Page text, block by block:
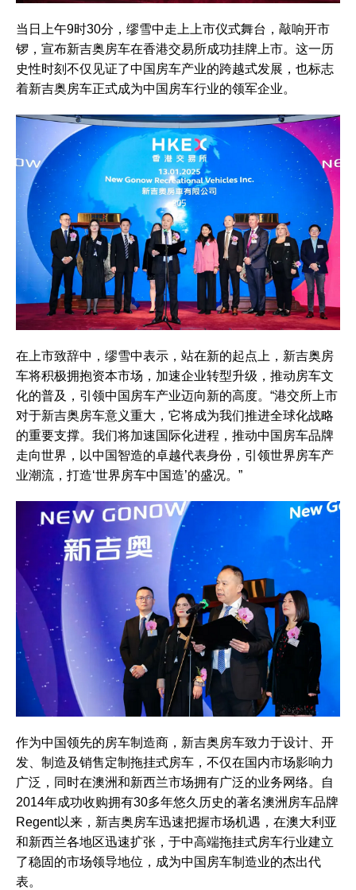
当日上午9时30分，缪雪中走上上市仪式舞台，敲响开市
锣，宣布新吉奥房车在香港交易所成功挂牌上市。这一历
史性时刻不仅见证了中国房车产业的跨越式发展，也标志
着新吉奥房车正式成为中国房车行业的领军企业。
在上市致辞中，缪雪中表示，站在新的起点上，新吉奥房
车将积极拥抱资本市场，加速企业转型升级，推动房车文
化的普及，引领中国房车产业迈向新的高度。“港交所上市
对于新吉奥房车意义重大，它将成为我们推进全球化战略
的重要支撑。我们将加速国际化进程，推动中国房车品牌
走向世界，以中国智造的卓越代表身份，引领世界房车产
业潮流，打造‘世界房车中国造’的盛况。”
作为中国领先的房车制造商，新吉奥房车致力于设计、开
发、制造及销售定制拖挂式房车，不仅在国内市场影响力
广泛，同时在澳洲和新西兰市场拥有广泛的业务网络。自
2014年成功收购拥有30多年悠久历史的著名澳洲房车品牌
Regent以来，新吉奥房车迅速把握市场机遇，在澳大利亚
和新西兰各地区迅速扩张，于中高端拖挂式房车行业建立
了稳固的市场领导地位，成为中国房车制造业的杰出代
表。